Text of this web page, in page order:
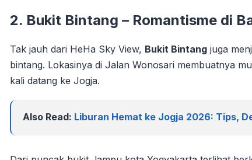
2. Bukit Bintang – Romantisme di
Tak jauh dari HeHa Sky View, Bukit Bintang juga
bintang. Lokasinya di Jalan Wonosari membuatnya
kali datang ke Jogja.
Also Read: Liburan Hemat ke Jogja 2026: Tips,